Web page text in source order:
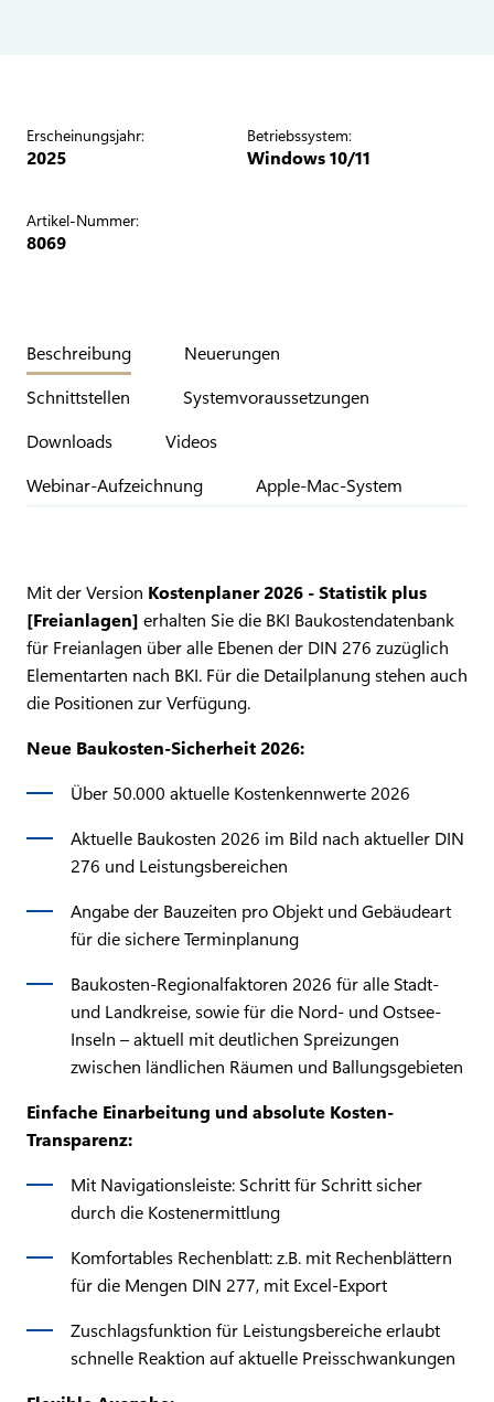
Erscheinungsjahr:
2025
Betriebssystem:
Windows 10/11
Artikel-Nummer:
8069
Beschreibung
Neuerungen
Schnittstellen
Systemvoraussetzungen
Downloads
Videos
Webinar-Aufzeichnung
Apple-Mac-System
Mit der Version Kostenplaner 2026 - Statistik plus
[Freianlagen] erhalten Sie die BKI Baukostendatenbank
für Freianlagen über alle Ebenen der DIN 276 zuzüglich
Elementarten nach BKI. Für die Detailplanung stehen auch
die Positionen zur Verfügung.
Neue Baukosten-Sicherheit 2026:
Über 50.000 aktuelle Kostenkennwerte 2026
Aktuelle Baukosten 2026 im Bild nach aktueller DIN
276 und Leistungsbereichen
Angabe der Bauzeiten pro Objekt und Gebäudeart
für die sichere Terminplanung
Baukosten-Regionalfaktoren 2026 für alle Stadt-
und Landkreise, sowie für die Nord- und Ostsee-
Inseln – aktuell mit deutlichen Spreizungen
zwischen ländlichen Räumen und Ballungsgebieten
Einfache Einarbeitung und absolute Kosten-
Transparenz:
Mit Navigationsleiste: Schritt für Schritt sicher
durch die Kostenermittlung
Komfortables Rechenblatt: z.B. mit Rechenblättern
für die Mengen DIN 277, mit Excel-Export
Zuschlagsfunktion für Leistungsbereiche erlaubt
schnelle Reaktion auf aktuelle Preisschwankungen